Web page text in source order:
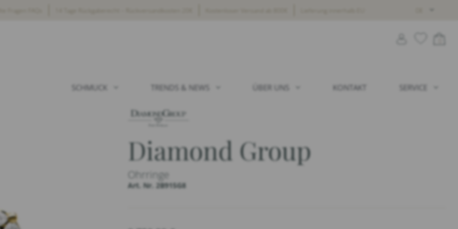
SCHMUCK TRENDS & NEWS ÜBER UNS KONTAKT SERVICE
Diamond Group
Ohrringe
Art. Nr. 2B915G8